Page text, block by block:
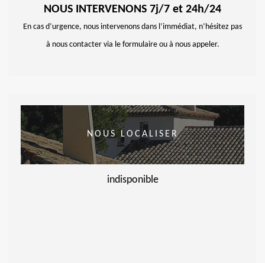
NOUS INTERVENONS 7j/7 et 24h/24
En cas d’urgence, nous intervenons dans l’immédiat, n’hésitez pas
à nous contacter via le formulaire ou à nous appeler.
NOUS LOCALISER
indisponible